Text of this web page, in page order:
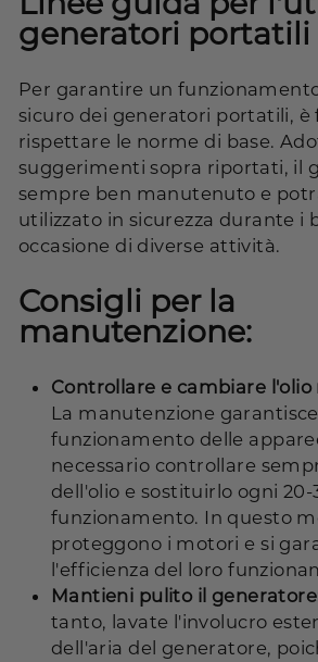
generatori portatili
Per garantire un
sicuro dei generatori portatili,
rispettare le norme di base.
suggerimenti sopra riportati, il
sempre ben manutenuto e
utilizzato in sicurezza durante i
occasione di diverse attività.
Consigli per la
manutenzione:
Controllare e cambiare
La manutenzione
funzionamento delle
necessario controllare
dell'olio e sostituirlo ogni 20-
funzionamento. In questo
proteggono i motori e si
l'efficienza del loro
Mantieni pulito il
tanto, lavate l'involucro
dell'aria del generatore,